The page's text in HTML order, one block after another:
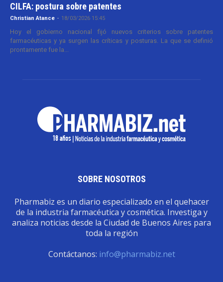
CILFA: postura sobre patentes
Christian Atance - 18/03/2026 15:45
Hoy el gobierno nacional fijó nuevos criterios sobre patentes
farmacéuticas y ya surgen las críticas y posturas. La que se definió
prontamente fue la...
SOBRE NOSOTROS
Pharmabiz es un diario especializado en el quehacer
de la industria farmacéutica y cosmética. Investiga y
analiza noticias desde la Ciudad de Buenos Aires para
toda la región
Contáctanos: info@pharmabiz.net